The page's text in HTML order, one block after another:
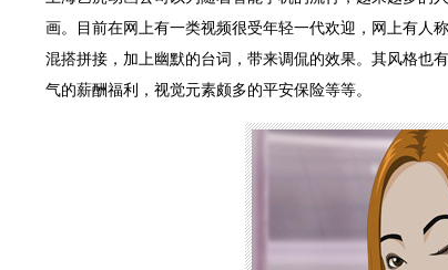
画。目前在网上有一类视频很受年轻一代欢迎，网上有人
混搭拼接，加上幽默的台词，带来调侃的效果。其风格也
气的薪酬福利，视觉元素颇多的平安保险等等。